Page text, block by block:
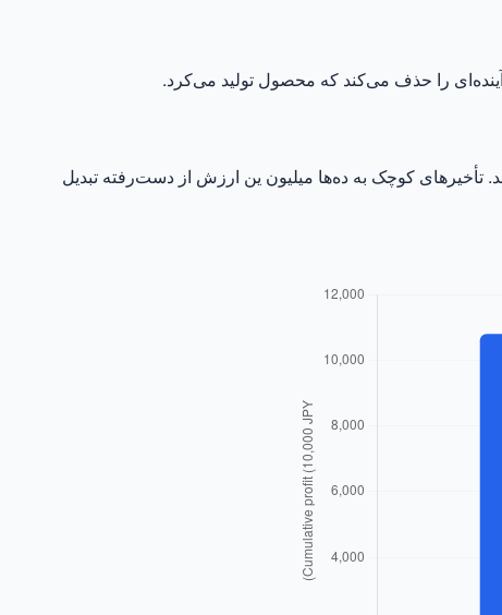
را حذف می‌کند که محصول تولید می‌کرد.
برابر شروع سه ماه بعد. تأخیرهای کوچک به ده‌ها میلیون ین ارزش از دست‌رفته تبدیل